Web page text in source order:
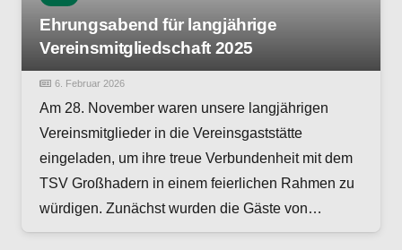
Ehrungsabend für langjährige
Vereinsmitgliedschaft 2025
6. Februar 2026
Am 28. November waren unsere langjährigen
Vereinsmitglieder in die Vereinsgaststätte
eingeladen, um ihre treue Verbundenheit mit dem
TSV Großhadern in einem feierlichen Rahmen zu
würdigen. Zunächst wurden die Gäste von…